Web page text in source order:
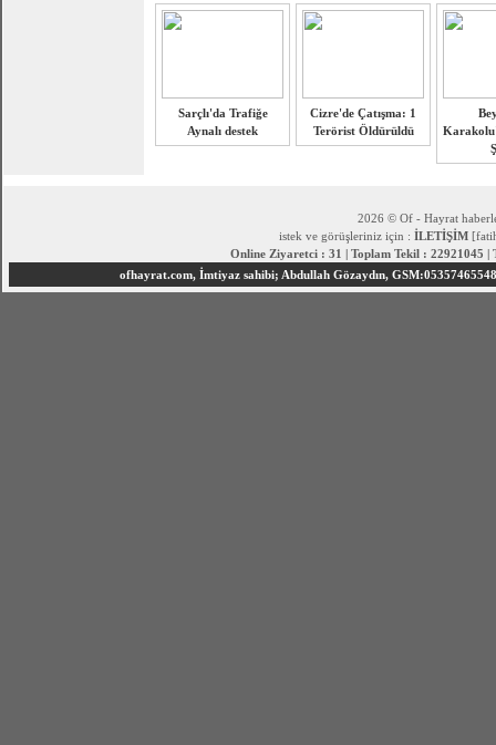
Sarçlı'da Trafiğe
Aynalı destek
Cizre'de Çatışma: 1
Terörist Öldürüldü
2026 © Of - Hayrat
istek ve görüşleriniz için : İLETİŞİM
Online Ziyaretci : 31 | Toplam Tekil : 22921045 |
ofhayrat.com, İmtiyaz sahibi; Abdullah Gözaydın,